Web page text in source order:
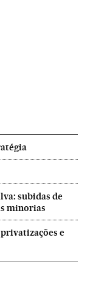
subidas de
minorias
e